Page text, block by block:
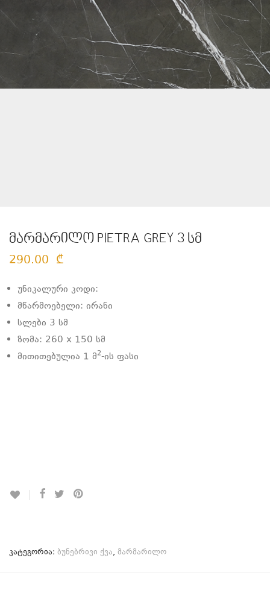
მარმარილო PIETRA GREY 3 სმ
290.00 ₾
უნიკალური კოდი:
მწარმოებელი: ირანი
სლები 3 სმ
ზომა: 260 x 150 სმ
მითითებულია 1 მ2-ის ფასი
კატეგორია: ბუნებრივი ქვა, მარმარილო